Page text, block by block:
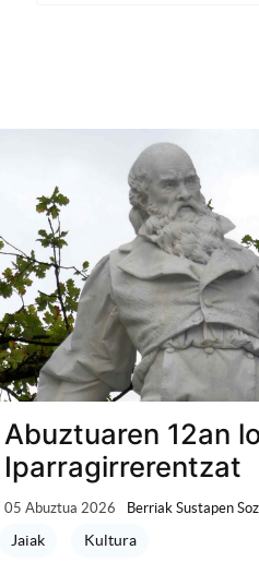
Abuztuaren 12an
Iparragirrerentzat
05 Abuztua 2026 Berriak Sustapen
Jaiak Kultura